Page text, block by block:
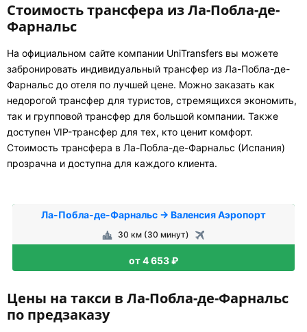
Стоимость трансфера из Ла-Побла-де-
Фарнальс
На официальном сайте компании UniTransfers вы можете
забронировать индивидуальный трансфер из Ла-Побла-де-
Фарнальс до отеля по лучшей цене. Можно заказать как
недорогой трансфер для туристов, стремящихся экономить,
так и групповой трансфер для большой компании. Также
доступен VIP-трансфер для тех, кто ценит комфорт.
Стоимость трансфера в Ла-Побла-де-Фарнальс (Испания)
прозрачна и доступна для каждого клиента.
Ла-Пoбла-де-Фарнальс → Валенсия Аэропорт
30 км (30 минут)
от 4 653 ₽
Цены на такси в Ла-Побла-де-Фарнальс
по предзаказу